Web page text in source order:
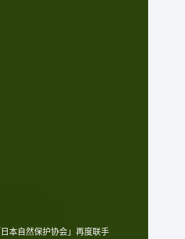
日本自然保护协会」再度联手